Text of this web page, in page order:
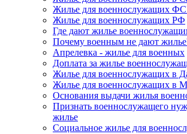
Жилье для военнослужащих
Жилье для военнослужащих РФ
Где дают жилье
Почему военным не дают
Апрелевка - жилье для военных
Доплата за жилье
Жилье для военнослужащих в
Жилье для военнослужащих в
Основания выдачи жилья
Признать военнослужащего
жилье
Социальное жилье для